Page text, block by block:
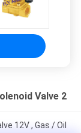
2 Way Pneumatic Solenoid Valve
12V , Gas / Oil